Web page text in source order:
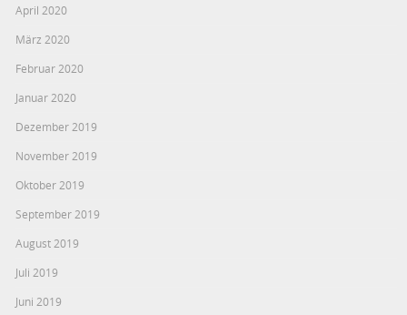
April 2020
März 2020
Februar 2020
Januar 2020
Dezember 2019
November 2019
Oktober 2019
September 2019
August 2019
Juli 2019
Juni 2019